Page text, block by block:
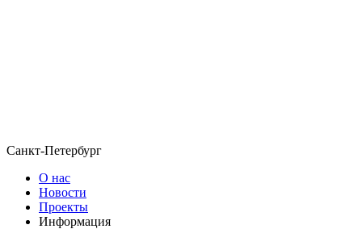
Санкт-Петербург
О нас
Новости
Проекты
Информация